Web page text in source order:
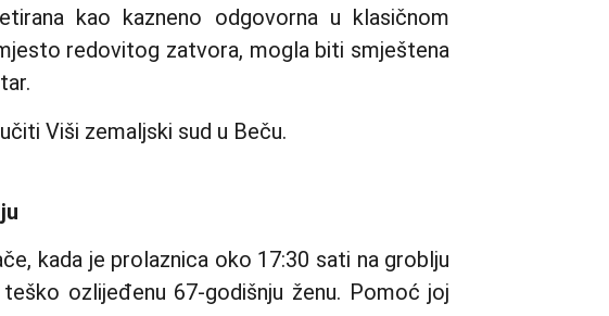
kao kazneno odgovorna u klasičnom
redovitog zatvora, mogla biti smještena
Viši zemaljski sud u Beču.
kada je prolaznica oko 17:30 sati na groblju
teško ozlijeđenu 67-godišnju ženu. Pomoć joj